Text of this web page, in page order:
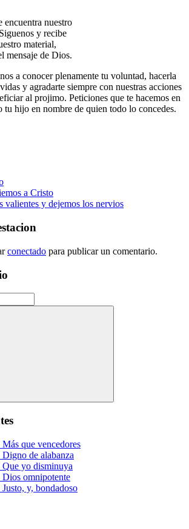
encuentra nuestro
y recibe
material,
mensaje de Dios.
a conocer plenamente tu voluntad, hacerla
y agradarte siempre con nuestras acciones
al projimo. Peticiones que te hacemos en
tu hijo en nombre de quien todo lo concedes.
a Cristo
valientes y dejemos los nervios
conectado para publicar un comentario.
Buscar
que vencedores
de alabanza
yo disminuya
omnipotente
y, bondadoso